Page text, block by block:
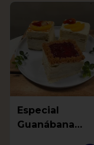
Especial
Guanábana